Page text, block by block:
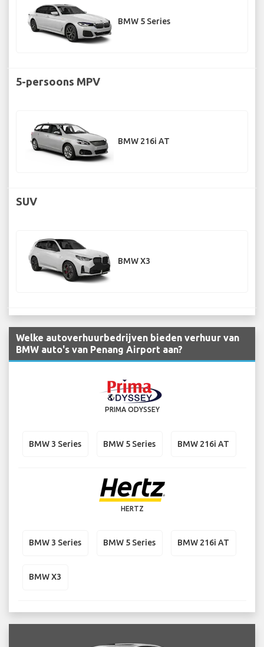
BMW 5 Series
5-persoons MPV
BMW 216i AT
SUV
BMW X3
Welke autoverhuurbedrijven bieden verhuur van
BMW auto's van Penang Airport aan?
PRIMA ODYSSEY
BMW 3 Series BMW 5 Series BMW 216i AT
HERTZ
BMW 3 Series BMW 5 Series BMW 216i AT
BMW X3